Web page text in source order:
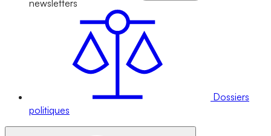
newsletters
Dossiers
politiques